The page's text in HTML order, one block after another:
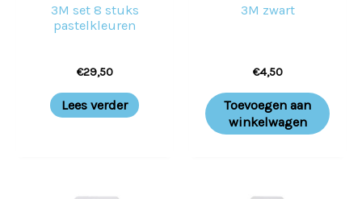
3M set 8 stuks
pastelkleuren
€29,50
Lees verder
3M zwart
€4,50
Toevoegen aan
winkelwagen